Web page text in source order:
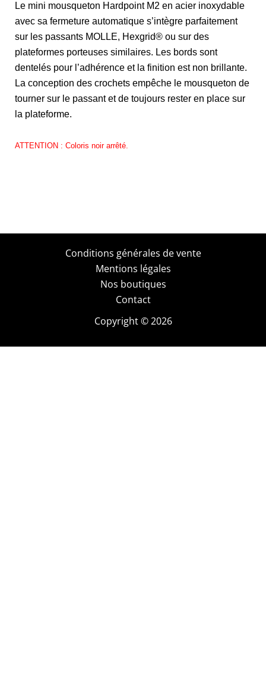
Le mini mousqueton Hardpoint M2 en acier inoxydable
avec sa fermeture automatique s’intègre parfaitement
sur les passants MOLLE, Hexgrid® ou sur des
plateformes porteuses similaires. Les bords sont
dentelés pour l’adhérence et la finition est non brillante.
La conception des crochets empêche le mousqueton de
tourner sur le passant et de toujours rester en place sur
la plateforme.
ATTENTION : Coloris noir arrêté.
Conditions générales de vente
Mentions légales
Nos boutiques
Contact
Copyright © 2026